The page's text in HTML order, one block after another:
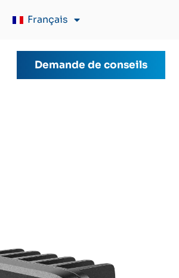
Français
Demande de conseils